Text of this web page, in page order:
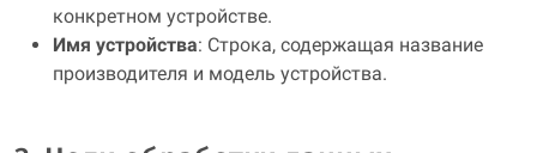
конкретном устройстве.
Имя устройства: Строка, содержащая название
производителя и модель устройства.